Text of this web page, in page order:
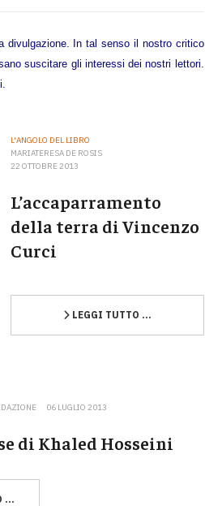
divulgazione. In tal senso il nostro critico
suscitare gli interessi dei nostri lettori.
L'ANGOLO DEL LIBRO
MARIATERESA DE ROSIS
22 OTTOBRE 2013
L’accaparramento
della terra di Vincenzo
Curci
LEGGI TUTTO …
06 LUGLIO 2013
di Khaled Hosseini
…